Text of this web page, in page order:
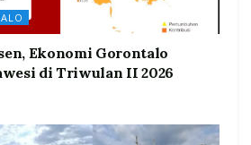
Ekonomi Gorontalo
di Triwulan II 2026